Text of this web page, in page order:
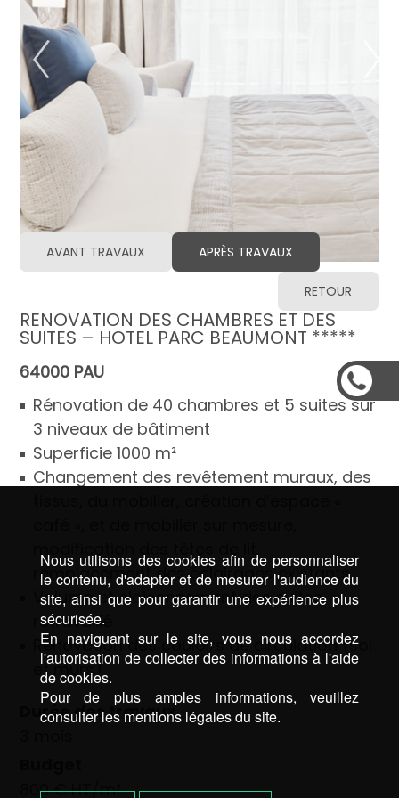
AVANT TRAVAUX APRÈS TRAVAUX
RETOUR
RENOVATION DES CHAMBRES ET DES
SUITES – HOTEL PARC BEAUMONT *****
64000 PAU
Rénovation de 40 chambres et 5 suites sur
3 niveaux de bâtiment
Superficie 1000 m²
Changement des revêtement muraux, des
modification des têtes de lit,
remplacement des éclairages existants
Volume et cloisonnement des suites
retravaillé
Rénovation des couloirs de circulation (sol
et murs)
Durée des travaux
800 € HT/m²
Nous utilisons des cookies afin de personnaliser
le contenu, d'adapter et de mesurer l'audience du
site, ainsi que pour garantir une expérience plus
sécurisée.
En naviguant sur le site, vous nous accordez
l'autorisation de collecter des informations à l'aide
de cookies.
Pour de plus amples informations, veuillez
consulter les mentions légales du site.